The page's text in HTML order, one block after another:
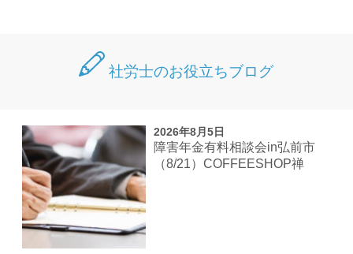
社労士のお役立ちブログ
2026年8月5日
障害年金有料相談会in弘前市
（8/21）COFFEESHOP禅